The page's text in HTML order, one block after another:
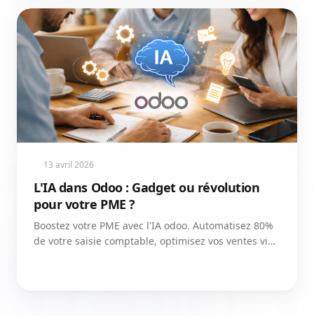
13 avril 2026
L'IA dans Odoo : Gadget ou révolution
pour votre PME ?
Boostez votre PME avec l'IA odoo. Automatisez 80%
de votre saisie comptable, optimisez vos ventes via